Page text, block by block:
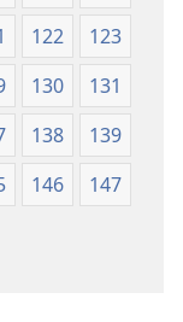
122
123
130
131
138
139
146
147